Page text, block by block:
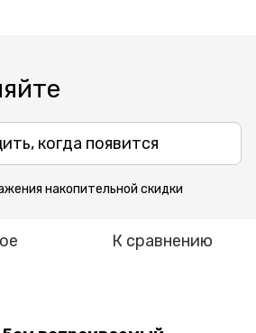
когда появится
накопительной скидки
К сравнению